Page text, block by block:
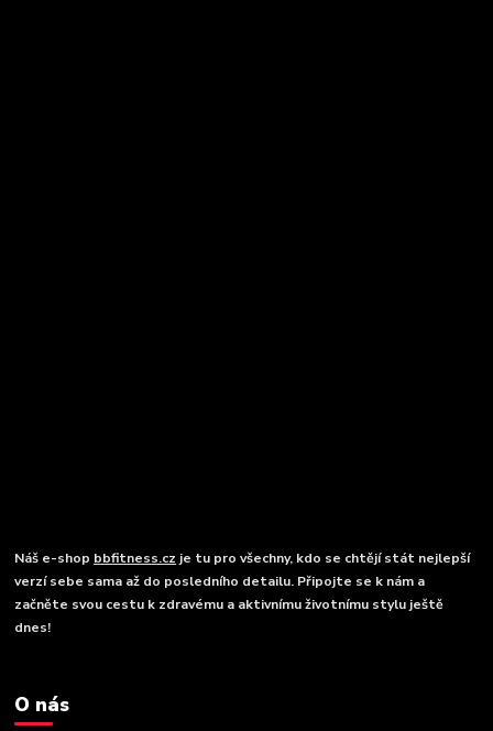
Náš e-shop bbfitness.cz je tu pro všechny, kdo se chtějí stát nejlepší
verzí sebe sama až do posledního detailu. Připojte se k nám a
začněte svou cestu k zdravému a aktivnímu životnímu stylu ještě
dnes!
O nás